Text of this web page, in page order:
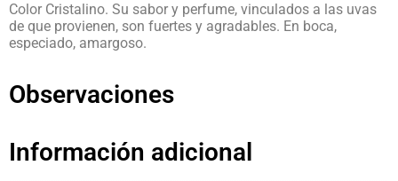
Color Cristalino. Su sabor y perfume, vinculados a las uvas
de que provienen, son fuertes y agradables. En boca,
especiado, amargoso.
Observaciones
Información adicional